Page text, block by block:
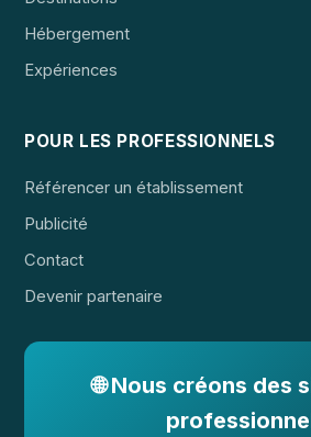
Hébergement
Expériences
POUR LES PROFESSIONNELS
Référencer un établissement
Publicité
Contact
Devenir partenaire
🌐 Nous créons des